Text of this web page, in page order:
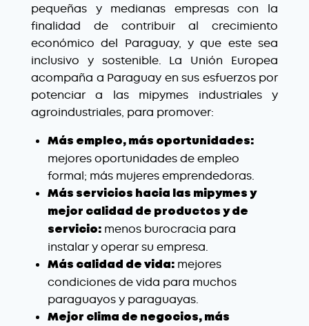
pequeñas y medianas empresas con la
finalidad de contribuir al crecimiento
económico del Paraguay, y que este sea
inclusivo y sostenible. La Unión Europea
acompaña a Paraguay en sus esfuerzos por
potenciar a las mipymes industriales y
agroindustriales, para promover:
Más empleo, más oportunidades:
mejores oportunidades de empleo
formal; más mujeres emprendedoras.
Más servicios hacia las mipymes y
mejor calidad de productos y de
servicio: menos burocracia para
instalar y operar su empresa.
Más calidad de vida: mejores
condiciones de vida para muchos
paraguayos y paraguayas.
Mejor clima de negocios, más